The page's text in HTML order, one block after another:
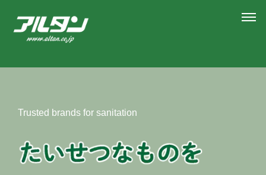
Trusted brands for sanitation